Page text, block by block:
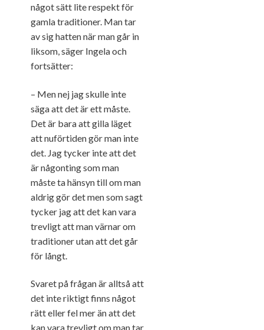
något sätt lite respekt för
gamla traditioner. Man tar
av sig hatten när man går in
liksom, säger Ingela och
fortsätter:
– Men nej jag skulle inte
säga att det är ett måste.
Det är bara att gilla läget
att nuförtiden gör man inte
det. Jag tycker inte att det
är någonting som man
måste ta hänsyn till om man
aldrig gör det men som sagt
tycker jag att det kan vara
trevligt att man värnar om
traditioner utan att det går
för långt.
Svaret på frågan är alltså att
det inte riktigt finns något
rätt eller fel mer än att det
kan vara trevligt om man tar